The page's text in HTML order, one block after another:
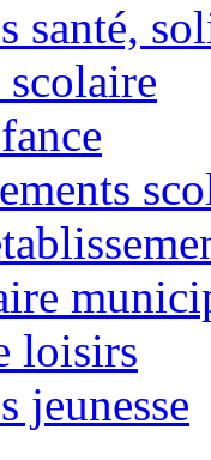
santé,
loisirs
jeunesse